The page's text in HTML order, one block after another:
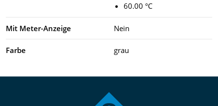
60.00 °C
Mit Meter-Anzeige Nein
Farbe grau